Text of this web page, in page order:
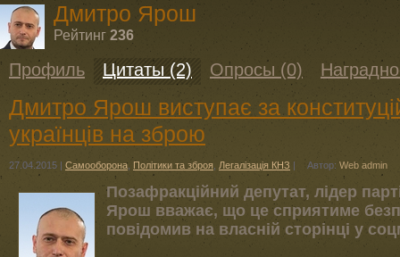
Дмитро Ярош
Рейтинг 236
Профиль Цитаты (2) Опросы (0)
Дмитро Ярош виступає за
українців на зброю
27.04.2015 | Самооборона Політики та зброя Легалізація КНЗ | Автор: Web admin
Позафракційний депутат, лідер
Ярош вважає, що це сприятиме
повідомив на власній сторінці у